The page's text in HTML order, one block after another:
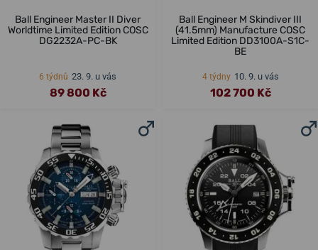
Ball Engineer Master II Diver
Worldtime Limited Edition COSC
DG2232A-PC-BK
6 týdnů 23. 9. u vás
89 800 Kč
Ball Engineer M Skindiver III
(41.5mm) Manufacture COSC
Limited Edition DD3100A-S1C-
BE
4 týdny 10. 9. u vás
102 700 Kč